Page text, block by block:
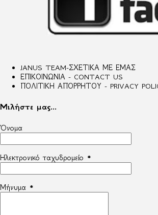
JANUS TEAM-ΣΧΕΤΙΚΑ ΜΕ ΕΜΑΣ
ΕΠΙΚΟΙΝΩΝΙΑ - CONTACT US
ΠΟΛΙΤΙΚΗ ΑΠΟΡΡΗΤΟΥ - PRIVACY
Μιλήστε μας...
Όνομα
Ηλεκτρονικό ταχυδρομείο *
Μήνυμα *